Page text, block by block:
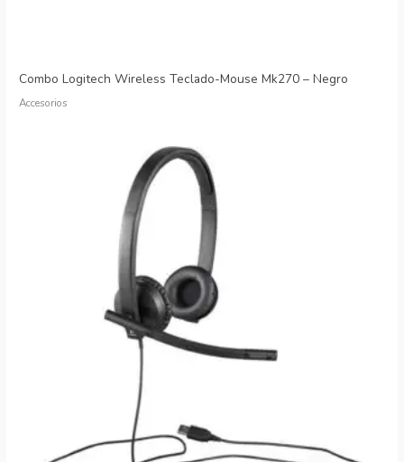
Combo Logitech Wireless Teclado-Mouse Mk270 – Negro
Accesorios